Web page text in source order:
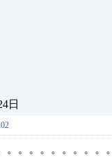
日
。。。。。。。。。